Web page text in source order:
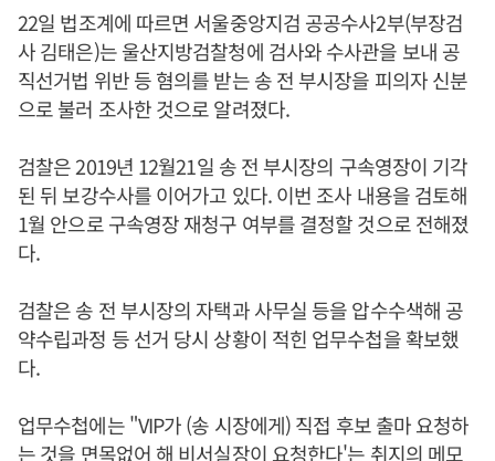
22일 법조계에 따르면 서울중앙지검 공공수사2부(부장검
사 김태은)는 울산지방검찰청에 검사와 수사관을 보내 공
직선거법 위반 등 혐의를 받는 송 전 부시장을 피의자 신분
으로 불러 조사한 것으로 알려졌다.
검찰은 2019년 12월21일 송 전 부시장의 구속영장이 기각
된 뒤 보강수사를 이어가고 있다. 이번 조사 내용을 검토해
1월 안으로 구속영장 재청구 여부를 결정할 것으로 전해졌
다.
검찰은 송 전 부시장의 자택과 사무실 등을 압수수색해 공
약수립과정 등 선거 당시 상황이 적힌 업무수첩을 확보했
다.
업무수첩에는 "VIP가 (송 시장에게) 직접 후보 출마 요청하
는 것을 면목없어 해 비서실장이 요청한다'는 취지의 메모